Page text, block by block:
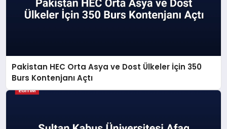
Pakistan HEC Orta Asya ve Dost Ülkeler İçin 350
Burs Kontenjanı Açtı